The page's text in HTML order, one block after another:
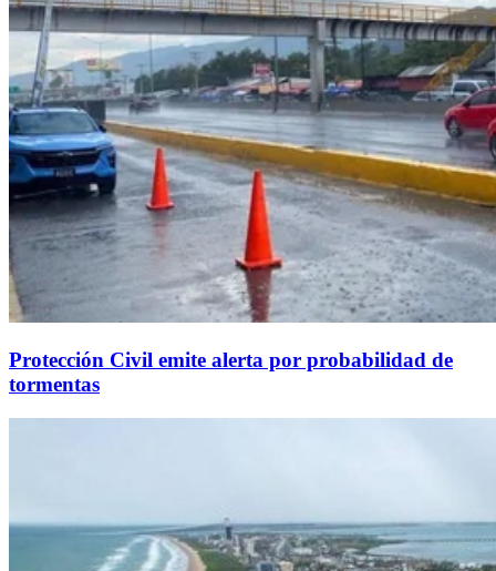
Protección Civil emite alerta por probabilidad de
tormentas